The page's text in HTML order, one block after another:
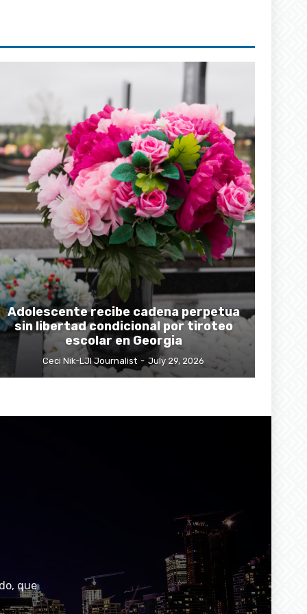
Adolescente recibe cadena perpetua
sin libertad condicional por tiroteo
escolar en Georgia
Ceci Nik-LJI Journalist - July 29, 2026
que